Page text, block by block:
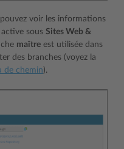
voir les informations
sous Sites Web &
maître est utilisée dans
des branches (voyez la
de chemin).